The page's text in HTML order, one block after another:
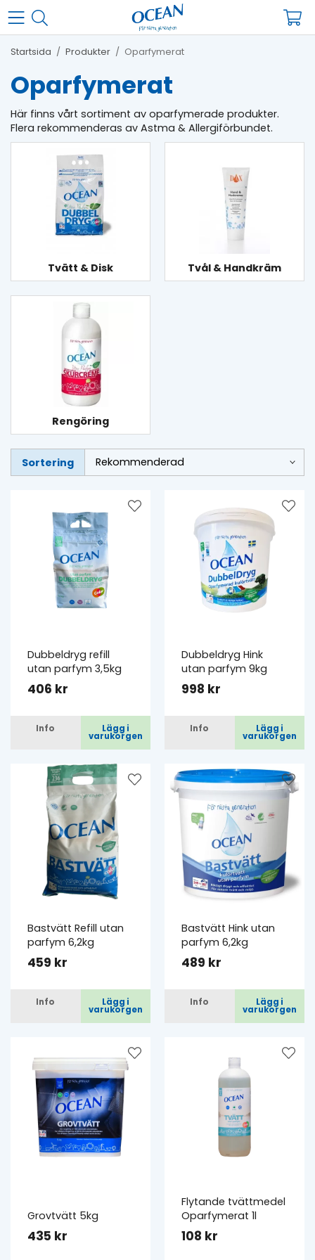
Startsida / Produkter / Oparfymerat
Oparfymerat
Här finns vårt sortiment av oparfymerade produkter.
Flera rekommenderas av Astma & Allergiförbundet.
Tvätt & Disk Tvål & Handkräm
Rengöring
Sortering
Dubbeldryg refill
utan parfym 3,5kg
406 kr
Info Lägg i
varukorgen
Dubbeldryg Hink
utan parfym 9kg
998 kr
Info Lägg i
varukorgen
Bastvätt Refill utan
parfym 6,2kg
459 kr
Info Lägg i
varukorgen
Bastvätt Hink utan
parfym 6,2kg
489 kr
Info Lägg i
varukorgen
Grovtvätt 5kg
435 kr
Flytande tvättmedel
Oparfymerat 1l
108 kr